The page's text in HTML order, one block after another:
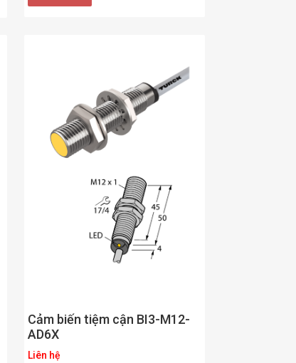
Cảm biến tiệm cận BI3-M12-
AD6X
Liên hệ